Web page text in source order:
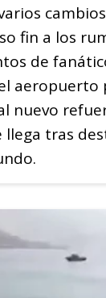
fin a los
de
aeropuerto
nuevo
llega tras